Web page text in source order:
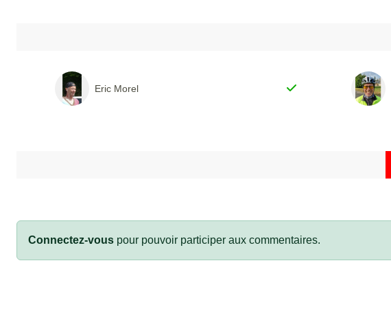
Eric Morel
Connectez-vous pour pouvoir participer aux commentaires.